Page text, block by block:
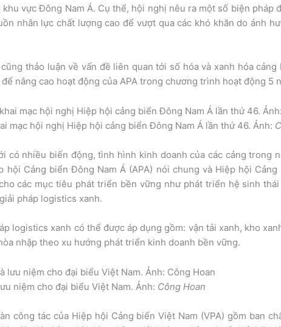
vực Đông Nam Á. Cụ thể, hội nghị nêu ra một số biện pháp
nhân lực chất lượng cao để vượt qua các khó khăn do ảnh
thảo luận về vấn đề liên quan tới số hóa và xanh hóa
nâng cao hoạt động của APA trong chương trình hoạt động 5
mạc hội nghị Hiệp hội cảng biển Đông Nam Á lần thứ 46. Ảnh:
có nhiều biến động, tình hình kinh doanh của các cảng trong
hội Cảng biển Đông Nam Á (APA) nói chung và Hiệp hội
các mục tiêu phát triển bền vững như phát triển hệ sinh
pháp logistics xanh.
logistics xanh có thể được áp dụng gồm: vận tải xanh, kho
nhập theo xu hướng phát triển kinh doanh bền vững.
niệm cho đại biểu Việt Nam. Ảnh: Công Hoan
công tác của Hiệp hội Cảng biển Việt Nam (VPA) gồm ban